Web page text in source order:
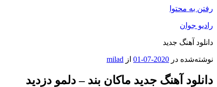
رفتن به محتوا
رادیو جوان
دانلود آهنگ جدید
نوشته‌شده در 2020-07-01 از milad
دانلود آهنگ جدید ماکان بند – دلمو دزدید